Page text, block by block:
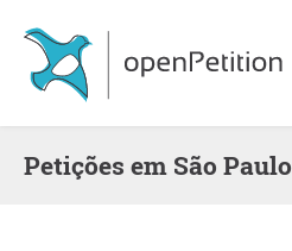
Petições em São Paulo